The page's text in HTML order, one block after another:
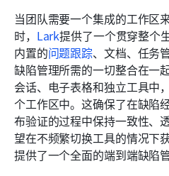
当团队需要一个集成的工作区
时， Lark提供了一个贯穿整个
内置的问题跟踪、文档、任务
缺陷管理所需的一切整合在一
会话、电子表格和独立工具中
个工作区中。这确保了在缺陷
布验证的过程中保持一致性、
望在不频繁切换工具的情况下
提供了一个全面的端到端缺陷